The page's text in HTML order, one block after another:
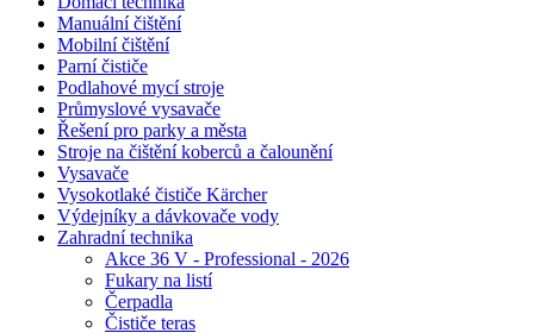
Manuální čištění
Mobilní čištění
Parní čističe
Podlahové mycí stroje
Průmyslové vysavače
Řešení pro parky a města
Stroje na čištění koberců a čalounění
Vysavače
Vysokotlaké čističe Kärcher
Výdejníky a dávkovače vody
Zahradní technika
Akce 36 V - Professional - 2026
Fukary na listí
Čerpadla
Čističe teras